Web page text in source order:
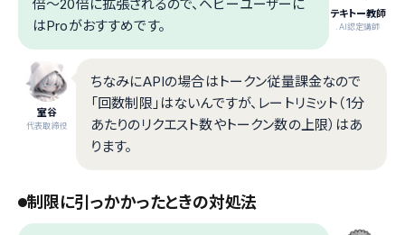
テキトー教師
.AI認定講師
倍〜20倍に拡張されるので、ヘビーユーザーに
はProがおすすめです。
室谷
代表取締役
ちなみにAPIの場合はトークン従量課金なので
「回数制限」はないんですが、レートリミット（1分
あたりのリクエスト数やトークン数の上限）はあ
ります。
制限に引っかかったときの対処法